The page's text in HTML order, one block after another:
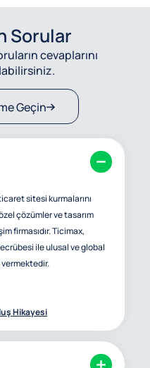
Sorular
cevaplarını
Geçin
sitesi kurmalarını
çözümler ve tasarım
firmasıdır. Ticimax,
ile ulusal ve global
Hikayesi